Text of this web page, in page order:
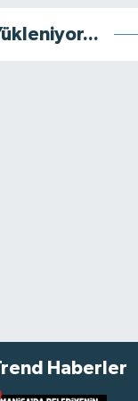
Haberler